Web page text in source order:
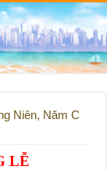
Niên, Năm C
LỄ